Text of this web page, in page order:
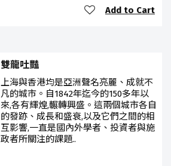
Add to Cart
雙龍吐豔
上海與香港均是亞洲聲名亮麗、成就不
凡的城市。自1842年迄今的150多年以
來,各有輝煌,輾轉興盛。這兩個城市各自
的發跡、成長和盛衰,以及它們之間的相
互影響,一直是國內外學者、投資者與施
政者所關注的課題..